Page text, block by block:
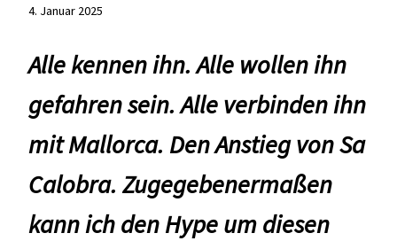
4. Januar 2025
Alle kennen ihn. Alle wollen ihn
gefahren sein. Alle verbinden ihn
mit Mallorca. Den Anstieg von Sa
Calobra. Zugegebenermaßen
kann ich den Hype um diesen